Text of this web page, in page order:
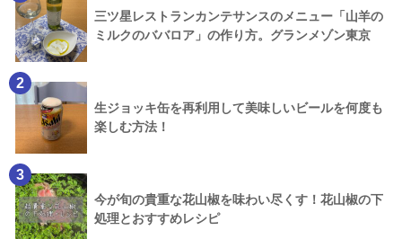
三ツ星レストランカンテサンスのメニュー「山羊の
ミルクのババロア」の作り方。グランメゾン東京
2
生ジョッキ缶を再利用して美味しいビールを何度も
楽しむ方法！
3
今が旬の貴重な花山椒を味わい尽くす！花山椒の下
処理とおすすめレシピ